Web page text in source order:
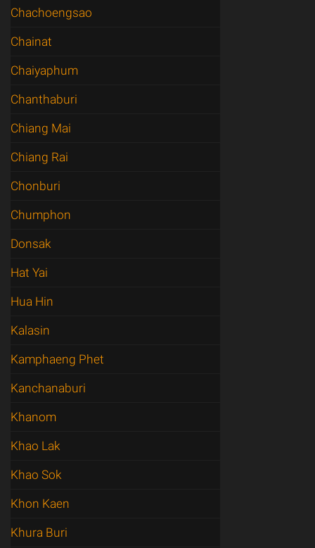
Chachoengsao
Chainat
Chaiyaphum
Chanthaburi
Chiang Mai
Chiang Rai
Chonburi
Chumphon
Donsak
Hat Yai
Hua Hin
Kalasin
Kamphaeng Phet
Kanchanaburi
Khanom
Khao Lak
Khao Sok
Khon Kaen
Khura Buri